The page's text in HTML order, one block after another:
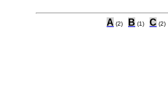
A (2) B (1) C (2)